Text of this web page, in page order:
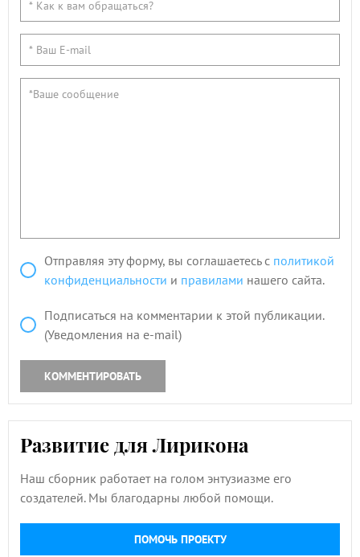
Отправляя эту форму, вы соглашаетесь с политикой
конфиденциальности и правилами нашего сайта.
Подписаться на комментарии к этой публикации.
(Уведомления на e-mail)
КОММЕНТИРОВАТЬ
Развитие для Лирикона
Наш сборник работает на голом энтузиазме его
создателей. Мы благодарны любой помощи.
ПОМОЧЬ ПРОЕКТУ